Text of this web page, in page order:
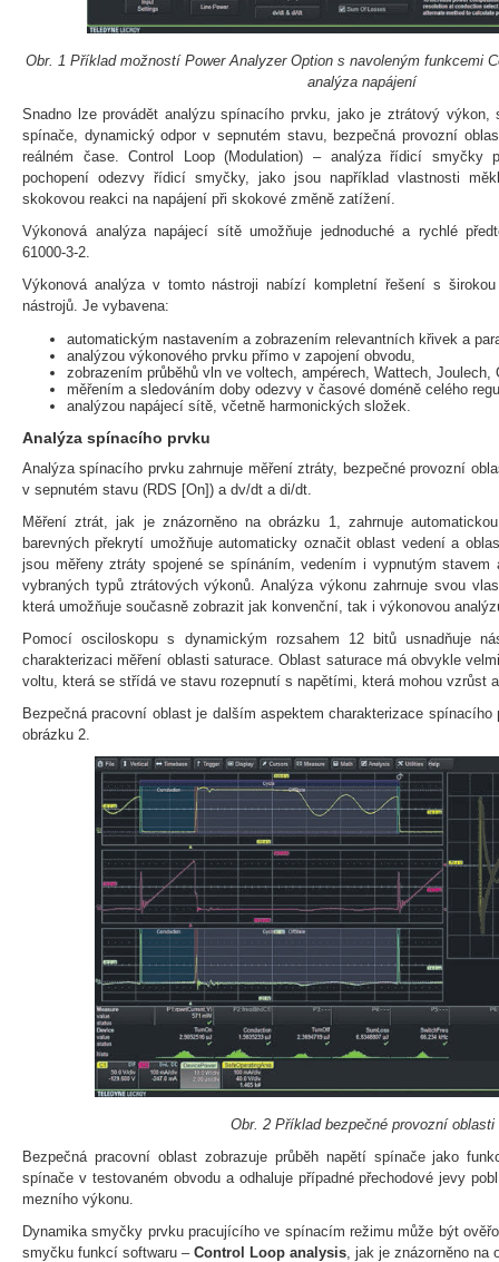
Obr. 1 Příklad možností Power Analyzer Option s navoleným funkcemi
analýza napájení
Snadno lze provádět analýzu spínacího prvku, jako je ztrátový výkon,
spínače, dynamický odpor v sepnutém stavu, bezpečná provozní
reálném čase. Control Loop (Modulation) – analýza řídicí smyčky
pochopení odezvy řídicí smyčky, jako jsou například vlastnosti
skokovou reakci na napájení při skokové změně zatížení.
Výkonová analýza napájecí sítě umožňuje jednoduché a rychlé
61000-3-2.
Výkonová analýza v tomto nástroji nabízí kompletní řešení s
nástrojů. Je vybavena:
automatickým nastavením a zobrazením relevantních křivek a
analýzou výkonového prvku přímo v zapojení obvodu,
zobrazením průběhů vln ve voltech, ampérech, Wattech, Joulech,
měřením a sledováním doby odezvy v časové doméně celého
analýzou napájecí sítě, včetně harmonických složek.
Analýza spínacího prvku
Analýza spínacího prvku zahrnuje měření ztráty, bezpečné provozní
v sepnutém stavu (RDS [On]) a dv/dt a di/dt.
Měření ztrát, jak je znázorněno na obrázku 1, zahrnuje
barevných překrytí umožňuje automaticky označit oblast vedení a
jsou měřeny ztráty spojené se spínáním, vedením i vypnutým stavem
vybraných typů ztrátových výkonů. Analýza výkonu zahrnuje svou
která umožňuje současně zobrazit jak konvenční, tak i výkonovou
Pomocí osciloskopu s dynamickým rozsahem 12 bitů usnadňuje
charakterizaci měření oblasti saturace. Oblast saturace má obvykle
voltu, která se střídá ve stavu rozepnutí s napětími, která mohou vzrůst
Bezpečná pracovní oblast je dalším aspektem charakterizace
obrázku 2.
Obr. 2 Příklad bezpečné provozní oblasti
Bezpečná pracovní oblast zobrazuje průběh napětí spínače jako
spínače v testovaném obvodu a odhaluje případné přechodové jevy
mezního výkonu.
Dynamika smyčky prvku pracujícího ve spínacím režimu může být
smyčku funkcí softwaru – Control Loop analysis , jak je znázorněno na